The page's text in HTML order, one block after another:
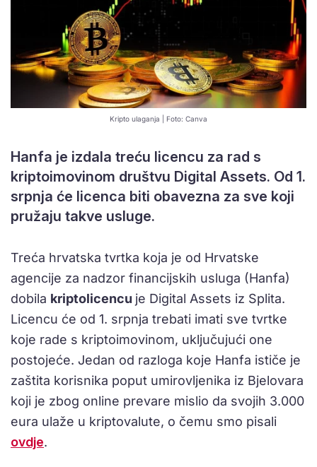
Kripto ulaganja | Foto: Canva
Hanfa je izdala treću licencu za rad s
kriptoimovinom društvu Digital Assets. Od 1.
srpnja će licenca biti obavezna za sve koji
pružaju takve usluge.
Treća hrvatska tvrtka koja je od Hrvatske
agencije za nadzor financijskih usluga (Hanfa)
dobila kriptolicencu je Digital Assets iz Splita.
Licencu će od 1. srpnja trebati imati sve tvrtke
koje rade s kriptoimovinom, uključujući one
postojeće. Jedan od razloga koje Hanfa ističe je
zaštita korisnika poput umirovljenika iz Bjelovara
koji je zbog online prevare mislio da svojih 3.000
eura ulaže u kriptovalute, o čemu smo pisali
ovdje.